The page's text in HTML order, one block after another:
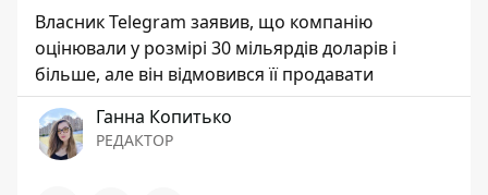
Власник Telegram заявив, що компанію
оцінювали у розмірі 30 мільярдів доларів і
більше, але він відмовився її продавати
Ганна Копитько
РЕДАКТОР